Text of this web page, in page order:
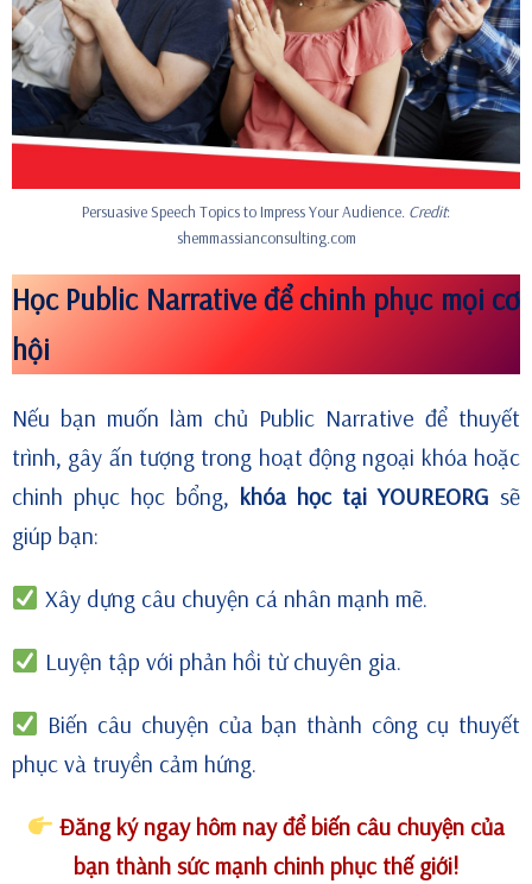
Persuasive Speech Topics to Impress Your Audience. Credit:
shemmassianconsulting.com
Học Public Narrative để chinh phục mọi cơ
hội
Nếu bạn muốn làm chủ Public Narrative để thuyết
trình, gây ấn tượng trong hoạt động ngoại khóa hoặc
chinh phục học bổng, khóa học tại YOUREORG sẽ
giúp bạn:
Xây dựng câu chuyện cá nhân mạnh mẽ.
Luyện tập với phản hồi từ chuyên gia.
Biến câu chuyện của bạn thành công cụ thuyết
phục và truyền cảm hứng.
Đăng ký ngay hôm nay để biến câu chuyện của
bạn thành sức mạnh chinh phục thế giới!